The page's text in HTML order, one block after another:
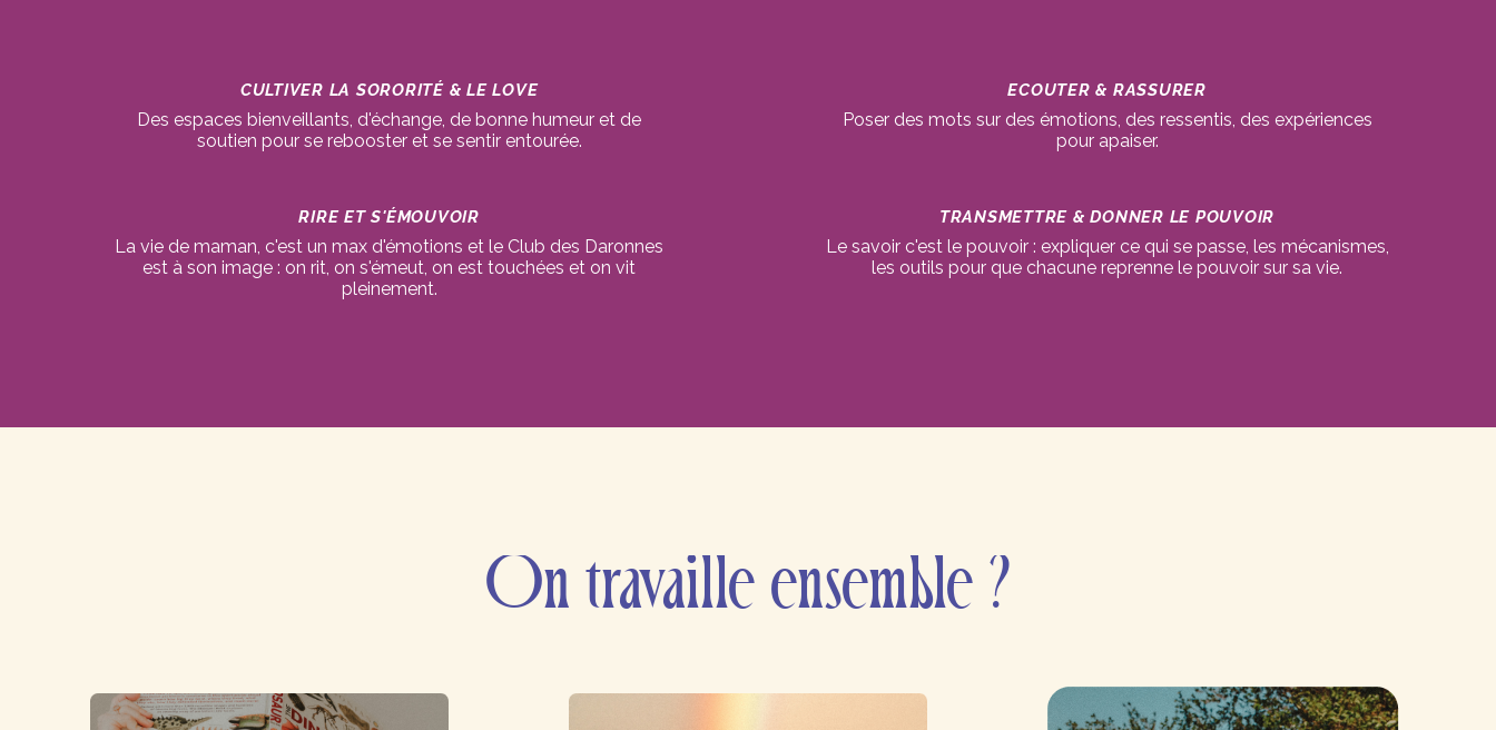
CULTIVER LA SORORITÉ & LE LOVE
Des espaces bienveillants, d'échange, de bonne humeur et de
soutien pour se rebooster et se sentir entourée.
ECOUTER & RASSURER
Poser des mots sur des émotions, des ressentis, des expériences
pour apaiser.
RIRE ET S'ÉMOUVOIR
La vie de maman, c'est un max d'émotions et le Club des Daronnes
est à son image : on rit, on s'émeut, on est touchées et on vit
pleinement.
TRANSMETTRE & DONNER LE POUVOIR
Le savoir c'est le pouvoir : expliquer ce qui se passe, les mécanismes,
les outils pour que chacune reprenne le pouvoir sur sa vie.
On travaille ensemble ?